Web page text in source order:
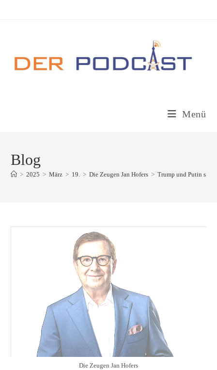
Menü
Blog
> 2025 > März > 19. > Die Zeugen Jan Hofers > Trump und Putin sind
Die Zeugen Jan Hofers